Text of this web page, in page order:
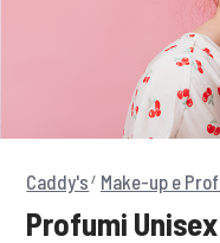
Caddy's Make-up e
Profumi Unisex